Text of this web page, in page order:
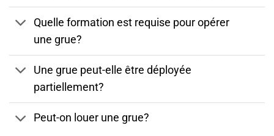
Quelle formation est requise pour opérer
une grue?
Une grue peut-elle être déployée
partiellement?
Peut-on louer une grue?